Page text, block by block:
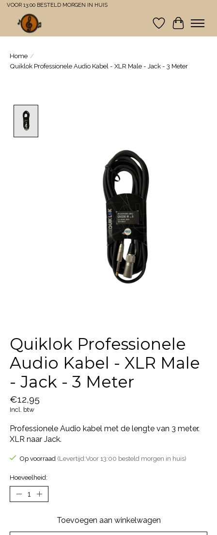
VOOR 13:00 BESTELD MORGEN IN HUIS
Verlanglijst
Home /
Quiklok Professionele Audio Kabel - XLR Male - Jack - 3 Meter
Quiklok Professionele
Audio Kabel - XLR Male
- Jack - 3 Meter
€12,95
Incl. btw
Professionele Audio kabel met de lengte van 3 meter.
XLR naar Jack.
Op voorraad (Levertijd:Voor 13:00 besteld morgen in huis)
Hoeveelheid:
Toevoegen aan winkelwagen